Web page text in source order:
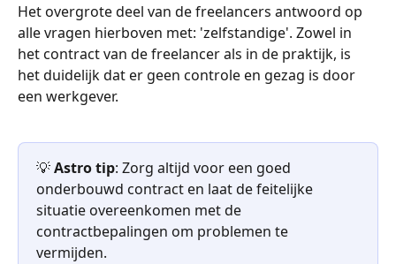
Het overgrote deel van de freelancers antwoord op
alle vragen hierboven met: 'zelfstandige'. Zowel in
het contract van de freelancer als in de praktijk, is
het duidelijk dat er geen controle en gezag is door
een werkgever.
💡 Astro tip: Zorg altijd voor een goed
onderbouwd contract en laat de feitelijke
situatie overeenkomen met de
contractbepalingen om problemen te
vermijden.